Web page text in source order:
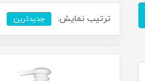
ترتیب نمایش: جدیدترین